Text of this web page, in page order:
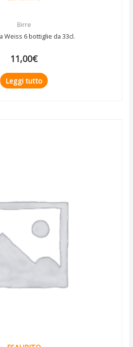
Birre
Weiss 6 bottiglie da 33cl.
11,00€
Leggi tutto